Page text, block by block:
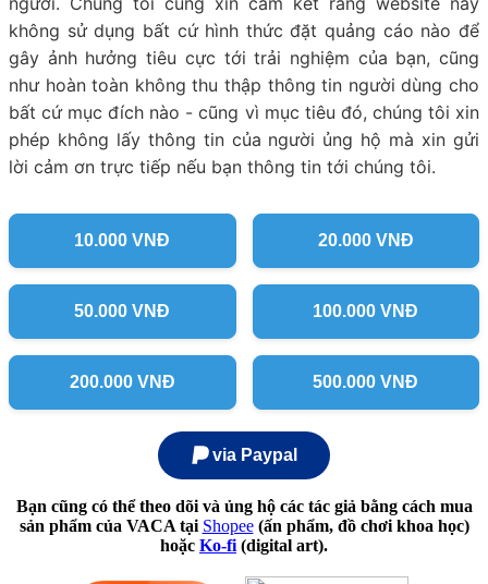
không sử dụng bất cứ hình thức đặt quảng cáo nào để
gây ảnh hưởng tiêu cực tới trải nghiệm của bạn, cũng
như hoàn toàn không thu thập thông tin người dùng cho
bất cứ mục đích nào - cũng vì mục tiêu đó, chúng tôi xin
phép không lấy thông tin của người ủng hộ mà xin gửi
lời cảm ơn trực tiếp nếu bạn thông tin tới chúng tôi.
10.000 VNĐ 20.000 VNĐ
50.000 VNĐ 100.000 VNĐ
200.000 VNĐ 500.000 VNĐ
via Paypal
Bạn cũng có thể theo dõi và ủng hộ các tác giả bằng cách mua
sản phẩm của VACA tại Shopee (ấn phẩm, đồ chơi khoa học)
hoặc Ko-fi (digital art).